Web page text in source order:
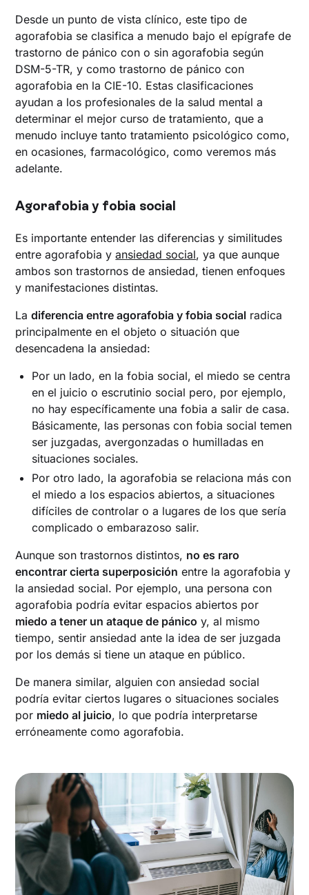
Desde un punto de vista clínico, este tipo de
agorafobia se clasifica a menudo bajo el epígrafe de
trastorno de pánico con o sin agorafobia según
DSM-5-TR, y como trastorno de pánico con
agorafobia en la CIE-10. Estas clasificaciones
ayudan a los profesionales de la salud mental a
determinar el mejor curso de tratamiento, que a
menudo incluye tanto tratamiento psicológico como,
en ocasiones, farmacológico, como veremos más
adelante.
Agorafobia y fobia social
Es importante entender las diferencias y similitudes
entre agorafobia yansiedad social, ya que aunque
ambos son trastornos de ansiedad, tienen enfoques
y manifestaciones distintas.
Ladiferencia entre agorafobia y fobia social radica
principalmente en el objeto o situación que
desencadena la ansiedad:
Por un lado, en la fobia social, el miedo se centra
en el juicio o escrutinio social pero, por ejemplo,
no hay específicamente una fobia a salir de casa.
Básicamente, las personas con fobia social temen
ser juzgadas, avergonzadas o humilladas en
situaciones sociales.
Por otro lado, la agorafobia se relaciona más con
el miedo a los espacios abiertos, a situaciones
difíciles de controlar o a lugares de los que sería
complicado o embarazoso salir.
Aunque son trastornos distintos, no es raro
encontrar cierta superposición entre la agorafobia y
la ansiedad social. Por ejemplo, una persona con
agorafobia podría evitar espacios abiertos por
miedo a tener un ataque de pánico y, al mismo
tiempo, sentir ansiedad ante la idea de ser juzgada
por los demás si tiene un ataque en público.
De manera similar, alguien con ansiedad social
podría evitar ciertos lugares o situaciones sociales
por miedo al juicio, lo que podría interpretarse
erróneamente como agorafobia.